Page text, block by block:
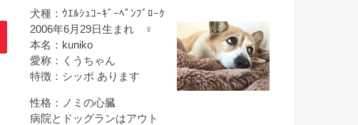
犬種：ｳｴﾙｼｭｺｰｷﾞｰﾍﾟﾝﾌﾞﾛｰｸ
2006年6月29日生まれ ♀
本名：kuniko
愛称：くうちゃん
特徴：シッポ あります
性格：ノミの心臓
病院とドッグランはアウト